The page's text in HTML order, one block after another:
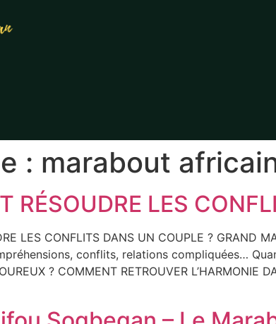
: marabout
RÉSOUDRE LES
LES CONFLITS DANS UN COUPLE ? GRAND
conflits, relations compliquées…
? COMMENT RETROUVER L’HARMONIE